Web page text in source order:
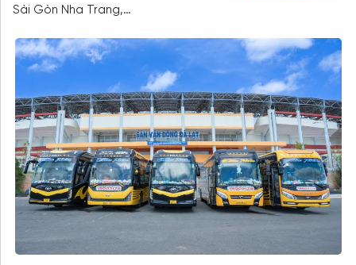
Sài Gòn Nha Trang,…